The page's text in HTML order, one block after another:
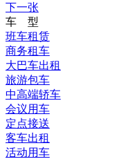
下一张
车 型
班车租赁
商务租车
大巴车出租
旅游包车
中高端轿车
会议用车
定点接送
客车出租
活动用车